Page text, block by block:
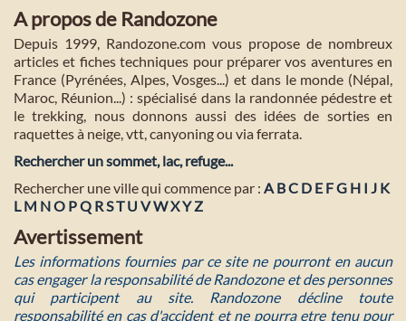
A propos de Randozone
Depuis 1999, Randozone.com vous propose de nombreux
articles et fiches techniques pour préparer vos aventures en
France (Pyrénées, Alpes, Vosges...) et dans le monde (Népal,
Maroc, Réunion...) : spécialisé dans la randonnée pédestre et
le trekking, nous donnons aussi des idées de sorties en
raquettes à neige, vtt, canyoning ou via ferrata.
Rechercher un sommet, lac, refuge...
Rechercher une ville qui commence par : A BC D E FG H I J K
L M NO PQ RST U VWXYZ
Avertissement
Les informations fournies par ce site ne pourront en aucun
cas engager la responsabilité de Randozone et des personnes
qui participent au site. Randozone décline toute
responsabilité en cas d'accident et ne pourra etre tenu pour